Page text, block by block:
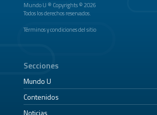
Mundo U ® Copyrights © 2026
Todos los derechos reservados.
Términos y condiciones del sitio
Secciones
Mundo U
Contenidos
Noticias